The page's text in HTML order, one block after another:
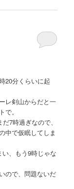
20分くらいに起
レ剣山からだと一
。
7時過ぎなので、
中で仮眠してしま
、もう9時じゃな
ので、問題ないだ